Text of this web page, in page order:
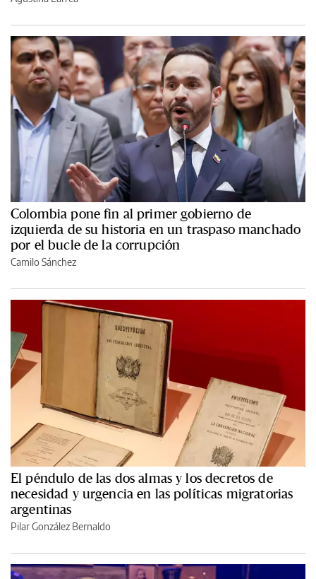
Colombia pone fin al primer gobierno de
izquierda de su historia en un traspaso manchado
por el bucle de la corrupción
Camilo Sánchez
El péndulo de las dos almas y los decretos de
necesidad y urgencia en las políticas migratorias
argentinas
Pilar González Bernaldo